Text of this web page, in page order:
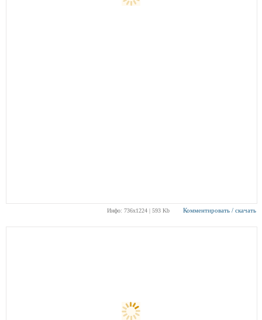
Инфо: 736х1224 | 593 Kb Комментировать / скачать